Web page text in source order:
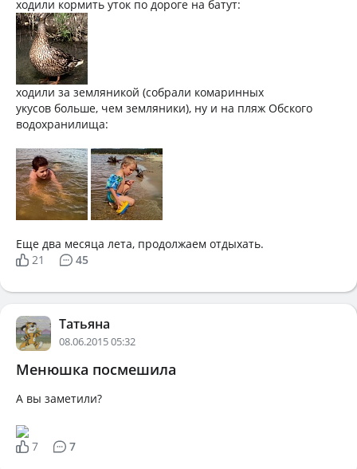
ходили кормить уток по дороге на батут:
ходили за земляникой (собрали комаринных
укусов больше, чем земляники), ну и на пляж Обского
водохранилища:
Еще два месяца лета, продолжаем отдыхать.
21
45
Татьяна
08.06.2015 05:32
Менюшка посмешила
А вы заметили?
7 7